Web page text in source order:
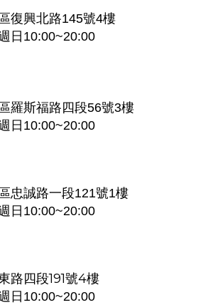
復興北路145號4樓
日 10:00~20:00
羅斯福路四段56號3樓
日 10:00~20:00
忠誠路一段121號1樓
日 10:00~20:00
路四段191號4樓
日 10:00~20:00